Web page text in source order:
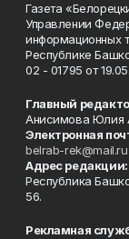
Газета
Управлении
информационных
Республике
02 - 01795 от
Главный
Анисимова Юлия
Электронная
belrab-rek@mail.ru
Адрес редакции:
Республика
56.
Рекламная